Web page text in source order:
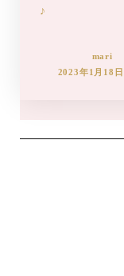
♪
mari
2023年1月18日